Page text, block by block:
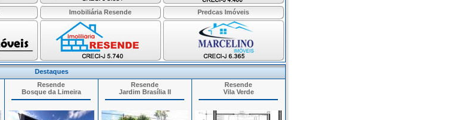
Imobiliária Resende Predcas Imóveis
Destaques
Resende
Bosque da Limeira
Resende
Jardim Brasília II
Resende
Vila Verde